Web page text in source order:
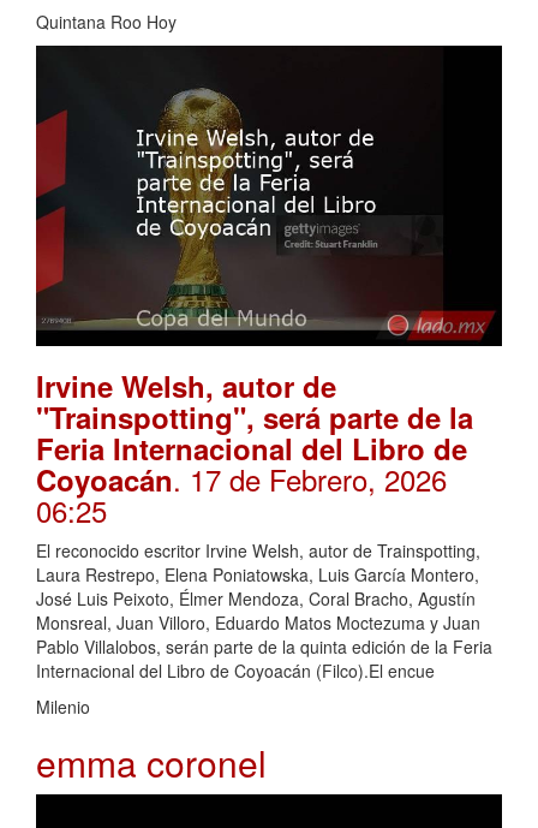
Quintana Roo Hoy
Irvine Welsh, autor de
"Trainspotting", será parte de la
Feria Internacional del Libro de
Coyoacán. 17 de Febrero, 2026
06:25
El reconocido escritor Irvine Welsh, autor de Trainspotting,
Laura Restrepo, Elena Poniatowska, Luis García Montero,
José Luis Peixoto, Élmer Mendoza, Coral Bracho, Agustín
Monsreal, Juan Villoro, Eduardo Matos Moctezuma y Juan
Pablo Villalobos, serán parte de la quinta edición de la Feria
Internacional del Libro de Coyoacán (Filco).El encue
Milenio
emma coronel